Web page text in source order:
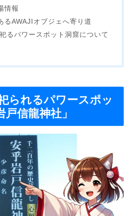
情報
るAWAJIオブジェへ寄り道
るパワースポット洞窟について
られるパワースポッ
戸信龍神社」